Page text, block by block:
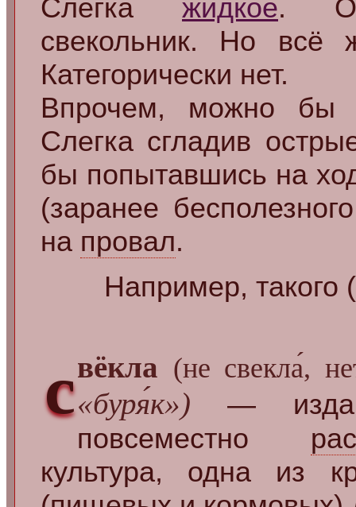
Слегка жидкое.
свекольник. Но
Категорически нет.
Впрочем, можно бы
Слегка сгладив
бы попытавшись на
(заранее
на провал.
Например, такого
свёкла (не свекла́,
«буря́к») —
повсеместно
культура, одна из